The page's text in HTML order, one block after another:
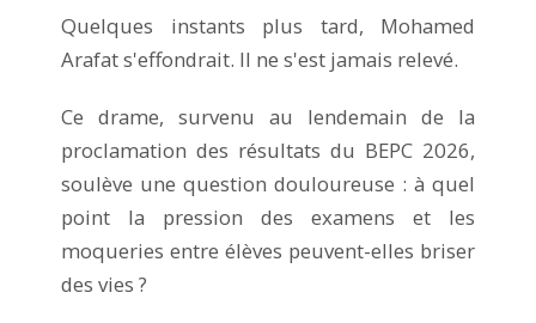
Quelques instants plus tard, Mohamed
Arafat s'effondrait. Il ne s'est jamais relevé.
Ce drame, survenu au lendemain de la
proclamation des résultats du BEPC 2026,
soulève une question douloureuse : à quel
point la pression des examens et les
moqueries entre élèves peuvent-elles briser
des vies ?